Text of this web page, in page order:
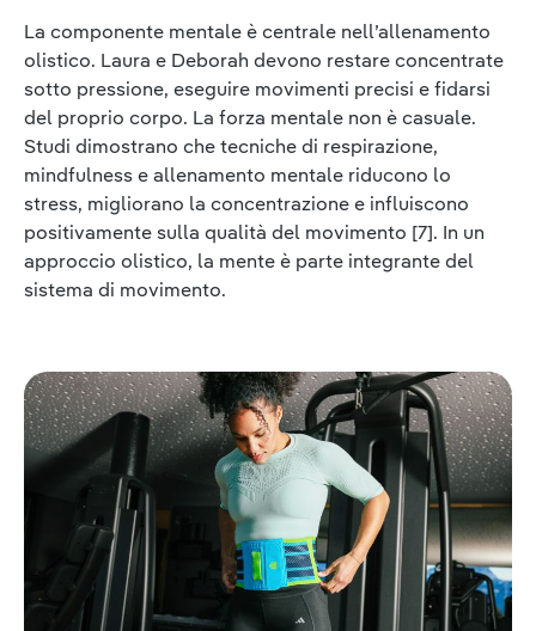
La componente mentale è centrale nell’allenamento
olistico. Laura e Deborah devono restare concentrate
sotto pressione, eseguire movimenti precisi e fidarsi
del proprio corpo. La forza mentale non è casuale.
Studi dimostrano che tecniche di respirazione,
mindfulness e allenamento mentale riducono lo
stress, migliorano la concentrazione e influiscono
positivamente sulla qualità del movimento [7]. In un
approccio olistico, la mente è parte integrante del
sistema di movimento.